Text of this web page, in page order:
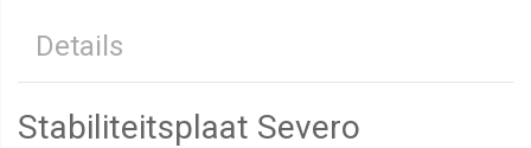
Details
Stabiliteitsplaat Severo